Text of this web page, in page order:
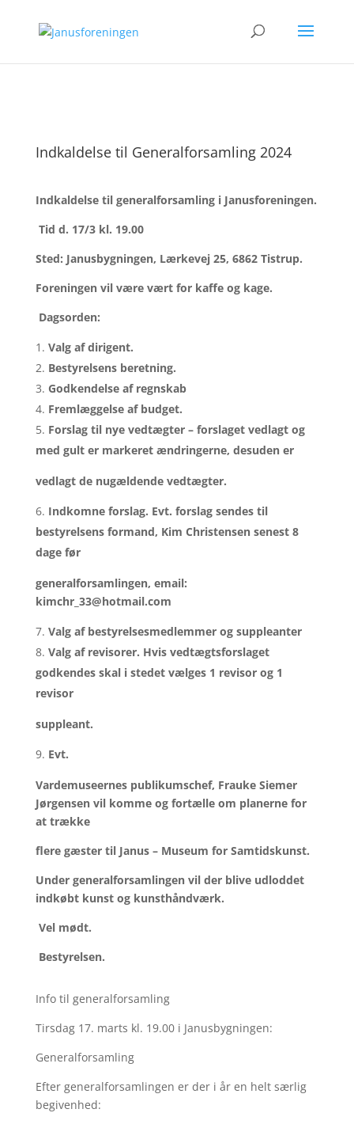
Indkaldelse til Generalforsamling 2024
Indkaldelse til generalforsamling i Janusforeningen.
Tid d. 17/3 kl. 19.00
Sted: Janusbygningen, Lærkevej 25, 6862 Tistrup.
Foreningen vil være vært for kaffe og kage.
Dagsorden:
Valg af dirigent.
Bestyrelsens beretning.
Godkendelse af regnskab
Fremlæggelse af budget.
Forslag til nye vedtægter – forslaget vedlagt og
med gult er markeret ændringerne, desuden er
vedlagt de nugældende vedtægter.
Indkomne forslag. Evt. forslag sendes til
bestyrelsens formand, Kim Christensen senest 8
dage før
generalforsamlingen, email:
kimchr_33@hotmail.com
Valg af bestyrelsesmedlemmer og suppleanter
Valg af revisorer. Hvis vedtægtsforslaget
godkendes skal i stedet vælges 1 revisor og 1
revisor
suppleant.
Evt.
Vardemuseernes publikumschef, Frauke Siemer
Jørgensen vil komme og fortælle om planerne for
at trække
flere gæster til Janus – Museum for Samtidskunst.
Under generalforsamlingen vil der blive udloddet
indkøbt kunst og kunsthåndværk.
Vel mødt.
Bestyrelsen.
Info til generalforsamling
Tirsdag 17. marts kl. 19.00 i Janusbygningen:
Generalforsamling
Efter generalforsamlingen er der i år en helt særlig
begivenhed: